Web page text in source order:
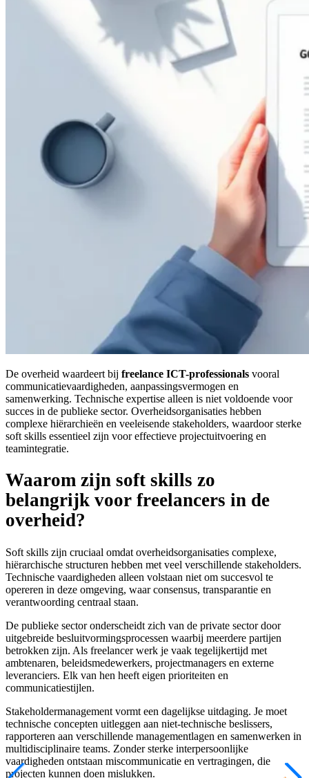
De overheid waardeert bij freelance ICT-professionals vooral
communicatievaardigheden, aanpassingsvermogen en
samenwerking. Technische expertise alleen is niet voldoende voor
succes in de publieke sector. Overheidsorganisaties hebben
complexe hiërarchieën en veeleisende stakeholders, waardoor sterke
soft skills essentieel zijn voor effectieve projectuitvoering en
teamintegratie.
Waarom zijn soft skills zo
belangrijk voor freelancers in de
overheid?
Soft skills zijn cruciaal omdat overheidsorganisaties complexe,
hiërarchische structuren hebben met veel verschillende stakeholders.
Technische vaardigheden alleen volstaan niet om succesvol te
opereren in deze omgeving, waar consensus, transparantie en
verantwoording centraal staan.
De publieke sector onderscheidt zich van de private sector door
uitgebreide besluitvormingsprocessen waarbij meerdere partijen
betrokken zijn. Als freelancer werk je vaak tegelijkertijd met
ambtenaren, beleidsmedewerkers, projectmanagers en externe
leveranciers. Elk van hen heeft eigen prioriteiten en
communicatiestijlen.
Stakeholdermanagement vormt een dagelijkse uitdaging. Je moet
technische concepten uitleggen aan niet-technische beslissers,
rapporteren aan verschillende managementlagen en samenwerken in
multidisciplinaire teams. Zonder sterke interpersoonlijke
vaardigheden ontstaan miscommunicatie en vertragingen, die
projecten kunnen doen mislukken.